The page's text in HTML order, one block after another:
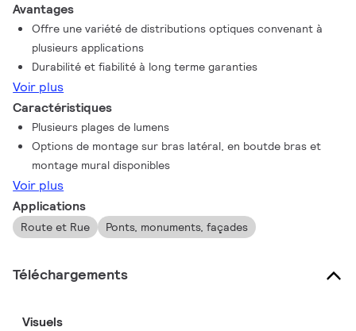
éclairage uniforme et confortable. Le luminaire Swan est une
excellente solution dans les nouvelles installations ou pour
remplacer une variété de sources à DHI.
Avantages
Offre une variété de distributions optiques convenant à
plusieurs applications
Durabilité et fiabilité à long terme garanties
Voir plus
Caractéristiques
Plusieurs plages de lumens
Options de montage sur bras latéral, en boutde bras et
montage mural disponibles
Voir plus
Applications
Route et Rue Ponts, monuments, façades
Téléchargements
Visuels